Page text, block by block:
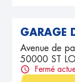
GARAGE
Avenue de
50000 ST LO
Fermé